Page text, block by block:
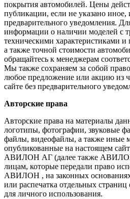
покрытия автомобилей. Цены
публикации, если не указано иное,
предварительного уведомления.
информации о наличии моделей с
техническими характеристиками
а также точной стоимости
обращайтесь к менеджерам
Мы также сохраняем за собой
любое предложение или акцию из
сайте без предварительного
Авторские права
Авторские права на материалы
логотипы, фотографии, звуковые
файлы, видеофайлы, а также иные
опубликованные на настоящем
АВИЛОН АГ (далее также
лицам, которые передали право
АВИЛОН , на законных
или распечатка отдельных страниц
для личного использования.